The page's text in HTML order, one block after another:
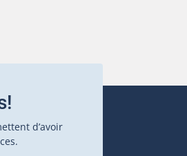
d’avoir